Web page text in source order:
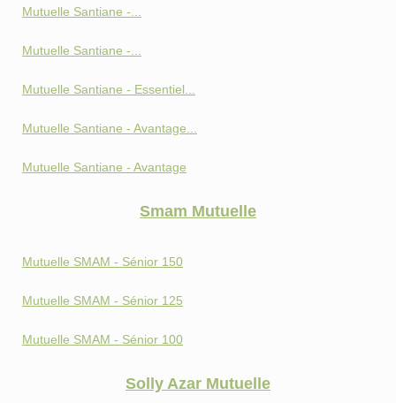
Mutuelle Santiane -...
Mutuelle Santiane -...
Mutuelle Santiane - Essentiel...
Mutuelle Santiane - Avantage...
Mutuelle Santiane - Avantage
Smam Mutuelle
Mutuelle SMAM - Sénior 150
Mutuelle SMAM - Sénior 125
Mutuelle SMAM - Sénior 100
Solly Azar Mutuelle